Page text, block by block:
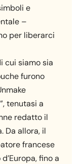
e
–
per liberarci
cui siamo sia
furono
tenutasi a
redatto il
Da allora, il
francese
fino a